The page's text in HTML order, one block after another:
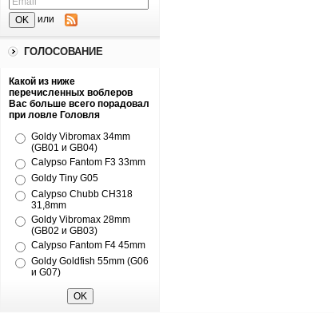
или
ГОЛОСОВАНИЕ
Какой из ниже
перечисленных воблеров
Вас больше всего порадовал
при ловле Головля
Goldy Vibromax 34mm
(GB01 и GB04)
Calypso Fantom F3 33mm
Goldy Tiny G05
Calypso Chubb CH318
31,8mm
Goldy Vibromax 28mm
(GB02 и GB03)
Calypso Fantom F4 45mm
Goldy Goldfish 55mm (G06
и G07)